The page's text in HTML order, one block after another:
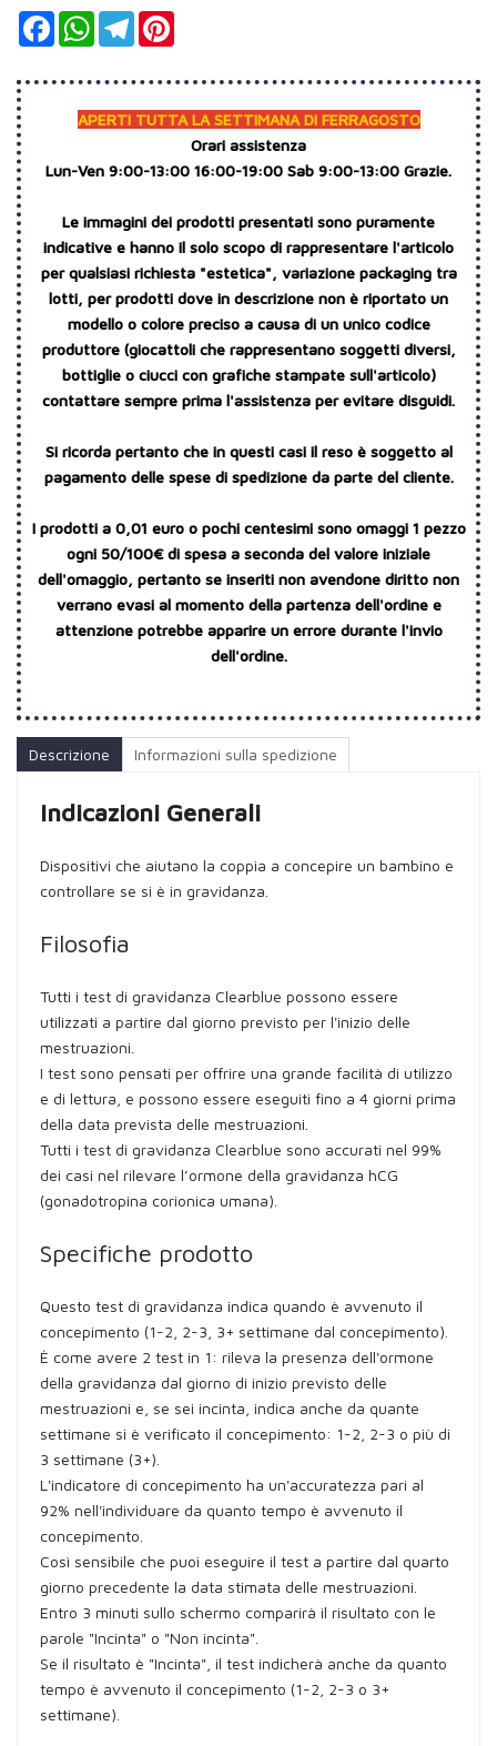
FacebookWhatsAppTelegram
APERTI TUTTA LA SETTIMANA DI FERRAGOSTO
Orari assistenza
Lun-Ven 9:00-13:00 16:00-19:00 Sab 9:00-13:00 Grazie.
Le immagini dei prodotti presentati sono puramente
indicative e hanno il solo scopo di rappresentare l'articolo
per qualsiasi richiesta "estetica", variazione packaging tra
lotti, per prodotti dove in descrizione non è riportato un
modello o colore preciso a causa di un unico codice
produttore (giocattoli che rappresentano soggetti diversi,
bottiglie o ciucci con grafiche stampate sull'articolo)
contattare sempre prima l'assistenza per evitare disguidi.
Si ricorda pertanto che in questi casi il reso è soggetto al
pagamento delle spese di spedizione da parte del cliente.
I prodotti a 0,01 euro o pochi centesimi sono omaggi 1 pezzo
ogni 50/100€ di spesa a seconda del valore iniziale
dell'omaggio, pertanto se inseriti non avendone diritto non
verrano evasi al momento della partenza dell'ordine e
attenzione potrebbe apparire un errore durante l'invio
dell'ordine.
Descrizione Informazioni sulla spedizione
Indicazioni Generali
Dispositivi che aiutano la coppia a concepire un bambino e
controllare se si è in gravidanza.
Filosofia
Tutti i test di gravidanza Clearblue possono essere
utilizzati a partire dal giorno previsto per l'inizio delle
mestruazioni.
I test sono pensati per offrire una grande facilità di utilizzo
e di lettura, e possono essere eseguiti fino a 4 giorni prima
della data prevista delle mestruazioni.
Tutti i test di gravidanza Clearblue sono accurati nel 99%
dei casi nel rilevare l’ormone della gravidanza hCG
(gonadotropina corionica umana).
Specifiche prodotto
Questo test di gravidanza indica quando è avvenuto il
concepimento (1-2, 2-3, 3+ settimane dal concepimento).
È come avere 2 test in 1: rileva la presenza dell'ormone
della gravidanza dal giorno di inizio previsto delle
mestruazioni e, se sei incinta, indica anche da quante
settimane si è verificato il concepimento: 1-2, 2-3 o più di
3 settimane (3+).
L'indicatore di concepimento ha un'accuratezza pari al
92% nell'individuare da quanto tempo è avvenuto il
concepimento.
Così sensibile che puoi eseguire il test a partire dal quarto
giorno precedente la data stimata delle mestruazioni.
Entro 3 minuti sullo schermo comparirà il risultato con le
parole "Incinta" o "Non incinta".
Se il risultato è "Incinta", il test indicherà anche da quanto
tempo è avvenuto il concepimento (1-2, 2-3 o 3+
settimane).